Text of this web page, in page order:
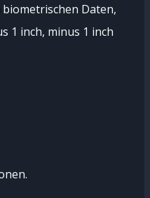
biometrischen Daten,
1 inch, minus 1 inch